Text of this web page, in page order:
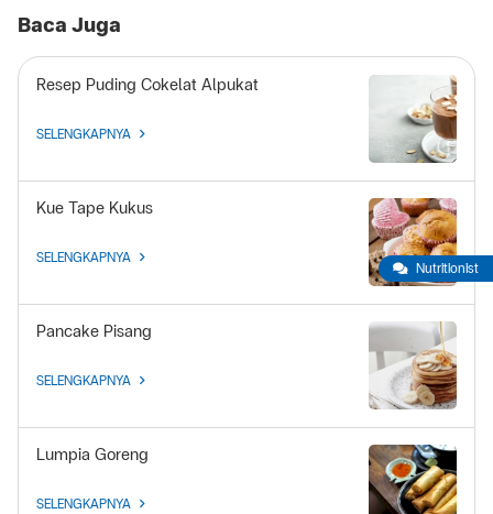
Baca Juga
Resep Puding Cokelat Alpukat
SELENGKAPNYA
Kue Tape Kukus
SELENGKAPNYA
Pancake Pisang
SELENGKAPNYA
Lumpia Goreng
SELENGKAPNYA
Nutritionist